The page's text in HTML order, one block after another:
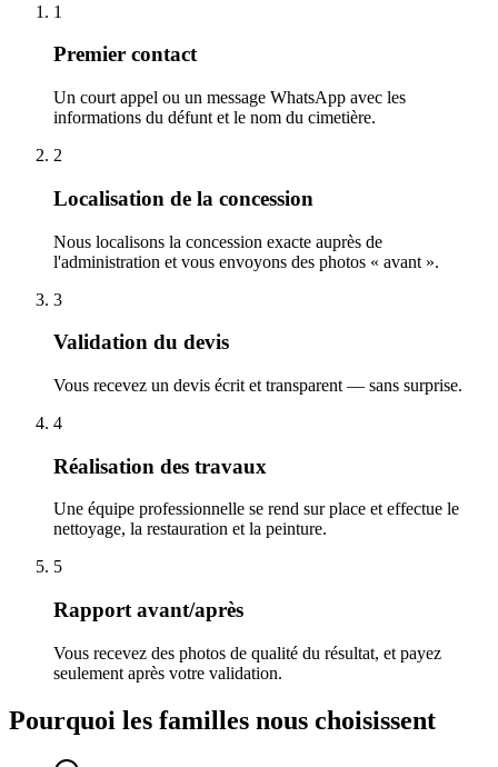
1
Premier contact
Un court appel ou un message WhatsApp avec les
informations du défunt et le nom du cimetière.
2
Localisation de la concession
Nous localisons la concession exacte auprès de
l'administration et vous envoyons des photos « avant ».
3
Validation du devis
Vous recevez un devis écrit et transparent — sans surprise.
4
Réalisation des travaux
Une équipe professionnelle se rend sur place et effectue le
nettoyage, la restauration et la peinture.
5
Rapport avant/après
Vous recevez des photos de qualité du résultat, et payez
seulement après votre validation.
Pourquoi les familles nous choisissent